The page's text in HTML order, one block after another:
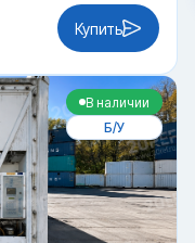
Купить
В наличии
Б/У